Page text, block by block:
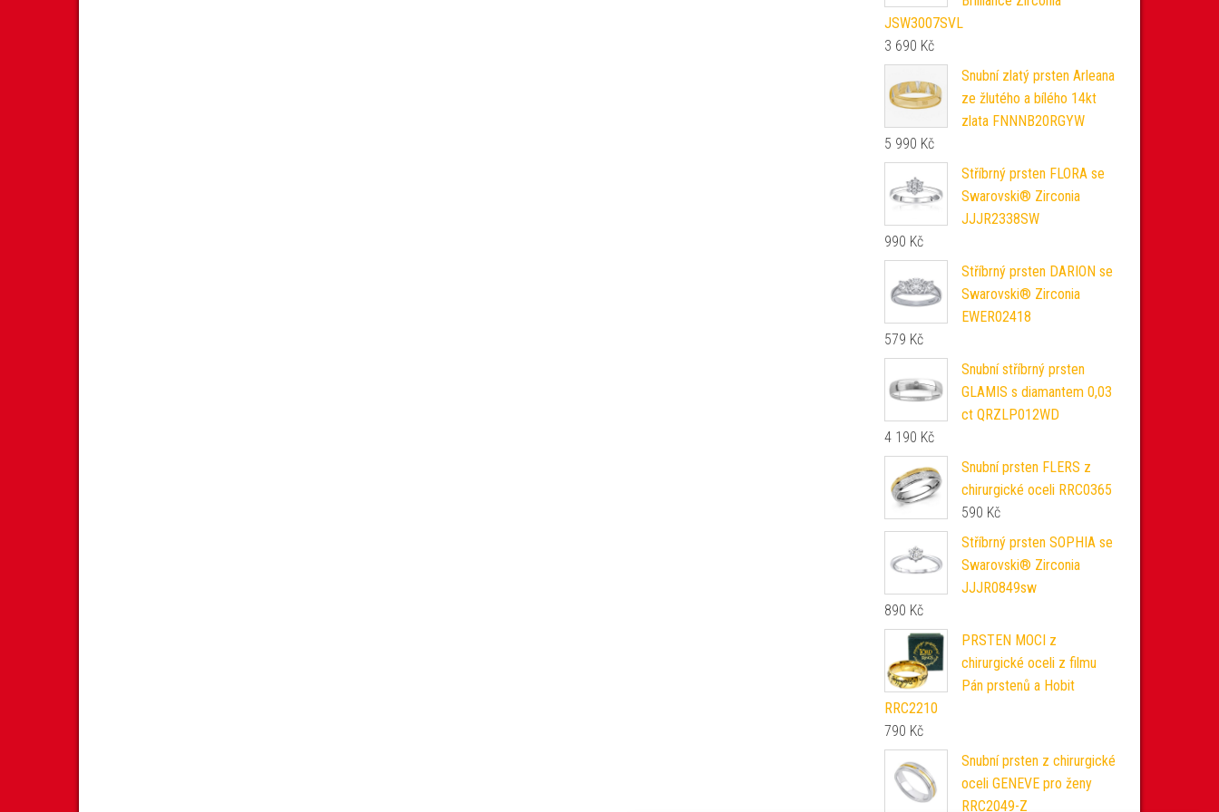
JSW3007SVL
3 690 Kč
Snubní zlatý prsten Arleana
ze žlutého a bílého 14kt
zlata FNNNB20RGYW
5 990 Kč
Stříbrný prsten FLORA se
Swarovski® Zirconia
JJJR2338SW
990 Kč
Stříbrný prsten DARION se
Swarovski® Zirconia
EWER02418
579 Kč
Snubní stříbrný prsten
GLAMIS s diamantem 0,03
ct QRZLP012WD
4 190 Kč
Snubní prsten FLERS z
chirurgické oceli RRC0365
590 Kč
Stříbrný prsten SOPHIA se
Swarovski® Zirconia
JJJR0849sw
890 Kč
PRSTEN MOCI z
chirurgické oceli z filmu
Pán prstenů a Hobit
RRC2210
790 Kč
Snubní prsten z chirurgické
oceli GENEVE pro ženy
RRC2049-Z